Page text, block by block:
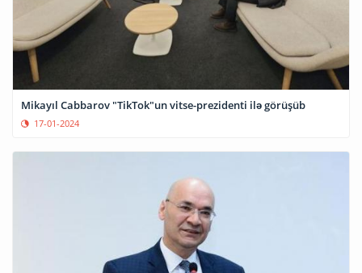
Mikayıl Cabbarov "TikTok"un vitse-prezidenti ilə görüşüb
17-01-2024